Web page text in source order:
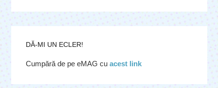
DĂ-MI UN ECLER!
Cumpără de pe eMAG cu acest link